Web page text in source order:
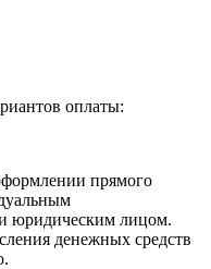
оплаты:
прямого
юридическим лицом.
денежных средств